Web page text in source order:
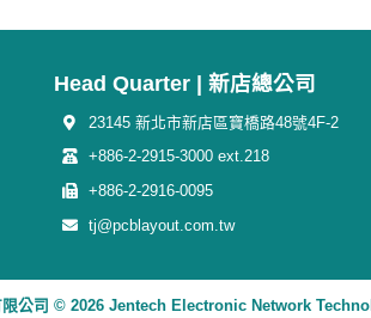
Head Quarter | 新店總公司
23145 新北市新店區寶橋路48號4F-2
+886-2-2915-3000 ext.218
+886-2-2916-0095
tj@pcblayout.com.tw
限公司 © 2026 Jentech Electronic Network